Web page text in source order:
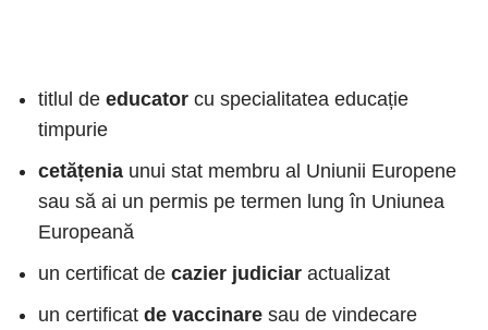
titlul de educator cu specialitatea educație
timpurie
cetățenia unui stat membru al Uniunii Europene
sau să ai un permis pe termen lung în Uniunea
Europeană
un certificat de cazier judiciar actualizat
un certificat de vaccinare sau de vindecare